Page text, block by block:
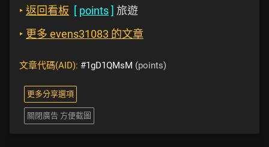
‣ 返回看板 [ points] 旅遊
‣ 更多 evens31083 的文章
文章代碼(AID): #1gD1QMsM (points)
更多分享選項
關閉廣告 方便截圖